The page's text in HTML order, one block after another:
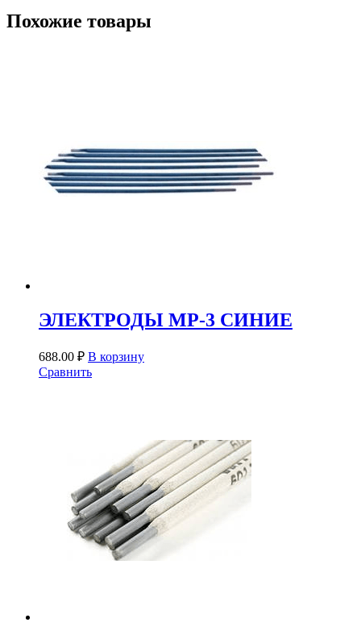
Похожие товары
ЭЛЕКТРОДЫ МР-3 СИНИЕ
688.00 ₽ В корзину
Сравнить